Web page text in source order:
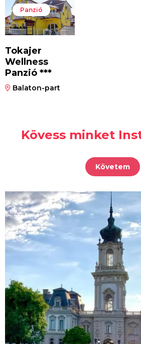
Panzió
Tokajer
Wellness
Panzió ***
Balaton-part
Kövess minket
Követem